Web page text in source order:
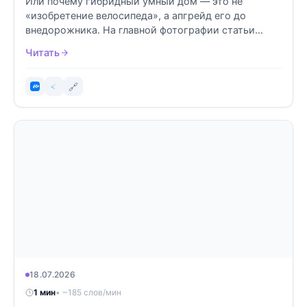
«изобретение велосипеда», а апгрейд его до
внедорожника. На главной фотографии статьи
Читать
🔗
18.07.2026
1 мин• ~185 слов/мин